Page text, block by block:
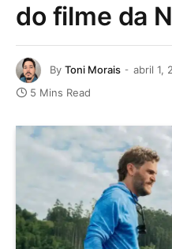
do filme da
By Toni Morais abril 1,
5 Mins Read